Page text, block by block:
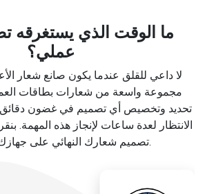
ما الوقت الذي يستغرقه
عملي؟
لا داعي للقلق عندما يكون صانع شعار
مجموعة واسعة من شعارات بطاقات
تحديد وتخصيص أي تصميم في غضون دقائق
الانتظار لعدة ساعات لإنجاز هذه المهمة.
تصميم شعارك النهائي على جهازك على الفور.